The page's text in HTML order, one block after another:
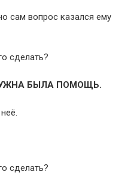
сам вопрос казался ему
сделать?
БЫЛА ПОМОЩЬ.
сделать?